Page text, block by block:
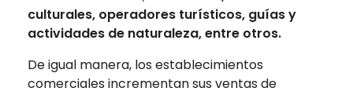
culturales, operadores turísticos, guías y
actividades de naturaleza, entre otros.
De igual manera, los establecimientos
comerciales incrementan sus ventas de